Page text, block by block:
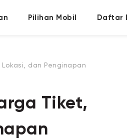
Pilihan Mobil Daftar
dan Penginapan
Tiket,